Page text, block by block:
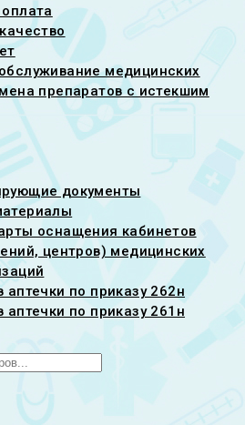
медицинских
препаратов с истекшим
документы
оснащения кабинетов
центров) медицинских
аптечки по приказу 262н
аптечки по приказу 261н